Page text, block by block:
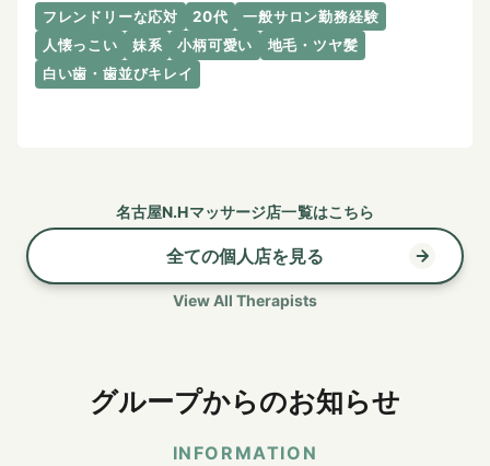
フレンドリーな応対 20代
一般サロン勤務経験
人懐っこい
妹系 小柄可愛い
地毛・ツヤ髪
白い歯・歯並びキレイ
名古屋N.Hマッサージ店一覧はこちら
全ての個人店を見る
View All Therapists
グループからのお知らせ
INFORMATION